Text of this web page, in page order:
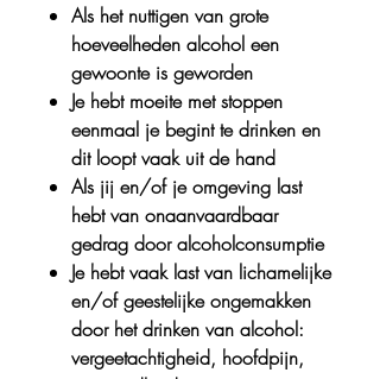
Als het nuttigen van grote
hoeveelheden alcohol een
gewoonte is geworden
Je hebt moeite met stoppen
eenmaal je begint te drinken en
dit loopt vaak uit de hand
Als jij en/of je omgeving last
hebt van onaanvaardbaar
gedrag door alcoholconsumptie
Je hebt vaak last van lichamelijke
en/of geestelijke ongemakken
door het drinken van alcohol:
vergeetachtigheid, hoofdpijn,